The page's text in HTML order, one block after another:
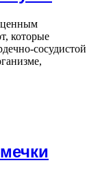
ценным
которые
сосудистой